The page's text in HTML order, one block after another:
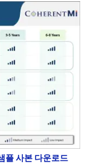
플 사본 다운로드